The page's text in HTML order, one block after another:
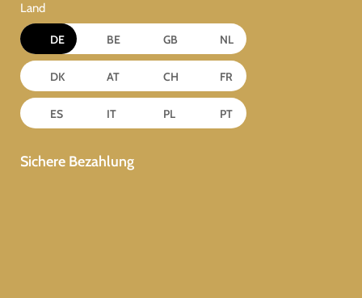
Land
DE BE GB NL
DK AT CH FR
ES IT PL PT
Sichere Bezahlung